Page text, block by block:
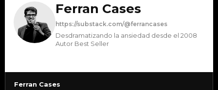
Ferran Cases
https://substack.com/@ferrancases
Desdramatizando la ansiedad desde el 2008
Autor Best Seller
Ferran Cases